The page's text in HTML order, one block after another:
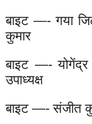
बाइट —- गया
कुमार
बाइट —-
उपाध्यक्ष
बाइट —- संजीत